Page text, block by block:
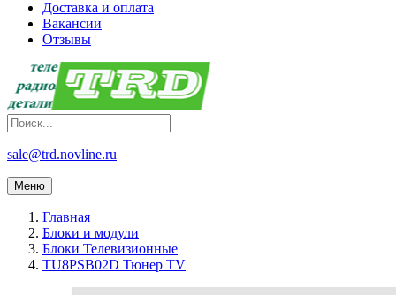
Доставка и оплата
Вакансии
Отзывы
sale@trd.novline.ru
Меню
Главная
Блоки и модули
Блоки Телевизионные
TU8PSB02D Тюнер TV